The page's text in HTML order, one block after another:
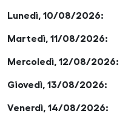
Lunedì, 10/08/2026:
Martedì, 11/08/2026:
Mercoledì, 12/08/2026:
Giovedì, 13/08/2026:
Venerdì, 14/08/2026: